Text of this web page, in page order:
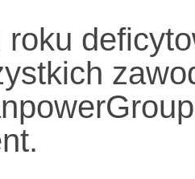
roku